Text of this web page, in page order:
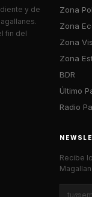
y de
fin del
Zona
Zona
Zona
Zona
BDR
Último
Radio
Recibe